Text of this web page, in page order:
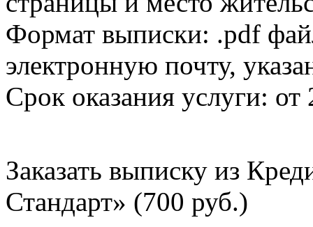
Формат выписки: .pdf
электронную почту,
Срок оказания услуги: от
Заказать выписку из
Стандарт» (700 руб.)